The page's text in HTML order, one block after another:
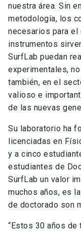
nuestra área. Sin
metodología, los
necesarios para
instrumentos
SurfLab puedan
experimentales,
también, en el
valioso e
de las nuevas
Su laboratorio ha
licenciadas en
y a cinco
estudiantes de
SurfLab un valor
muchos años, es
de doctorado son
“Estos 30 años de